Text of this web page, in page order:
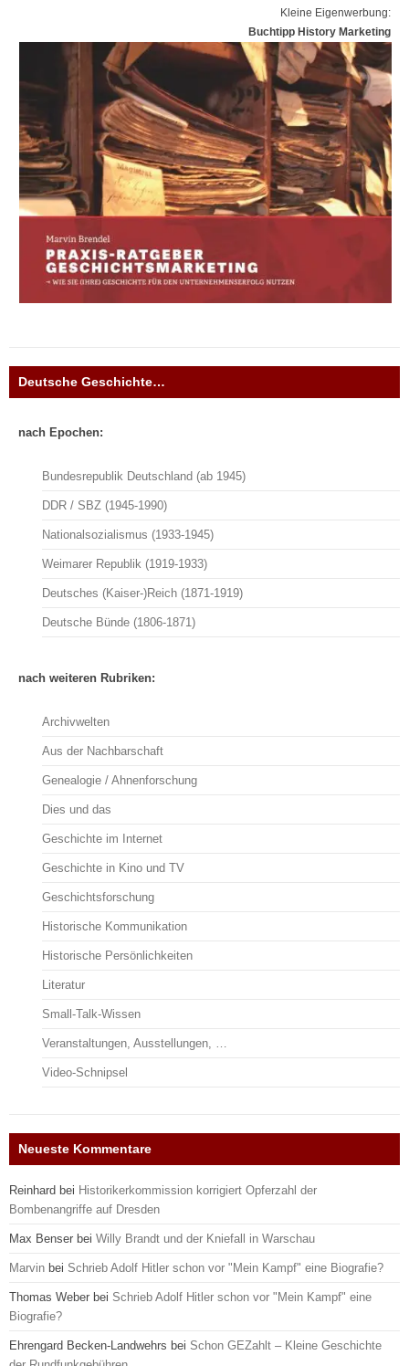
Kleine Eigenwerbung:
Buchtipp History Marketing
Deutsche Geschichte…
nach Epochen:
Bundesrepublik Deutschland (ab 1945)
DDR / SBZ (1945-1990)
Nationalsozialismus (1933-1945)
Weimarer Republik (1919-1933)
Deutsches (Kaiser-)Reich (1871-1919)
Deutsche Bünde (1806-1871)
nach weiteren Rubriken:
Archivwelten
Aus der Nachbarschaft
Genealogie / Ahnenforschung
Dies und das
Geschichte im Internet
Geschichte in Kino und TV
Geschichtsforschung
Historische Kommunikation
Historische Persönlichkeiten
Literatur
Small-Talk-Wissen
Veranstaltungen, Ausstellungen, …
Video-Schnipsel
Neueste Kommentare
Reinhard bei Historikerkommission korrigiert Opferzahl der
Bombenangriffe auf Dresden
Max Benser bei Willy Brandt und der Kniefall in Warschau
Marvin bei Schrieb Adolf Hitler schon vor "Mein Kampf" eine Biografie?
Thomas Weber bei Schrieb Adolf Hitler schon vor "Mein Kampf" eine
Biografie?
Ehrengard Becken-Landwehrs bei Schon GEZahlt – Kleine Geschichte